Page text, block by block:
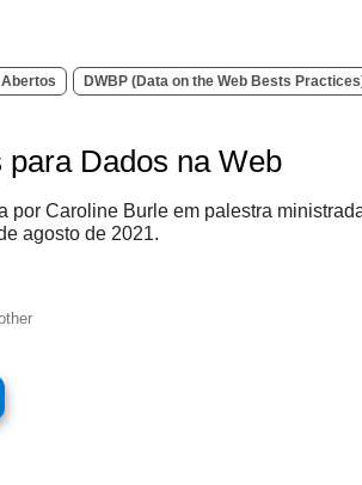
DWBP (Data on the Web Bests
para Dados na Web
por Caroline Burle em palestra
agosto de 2021.